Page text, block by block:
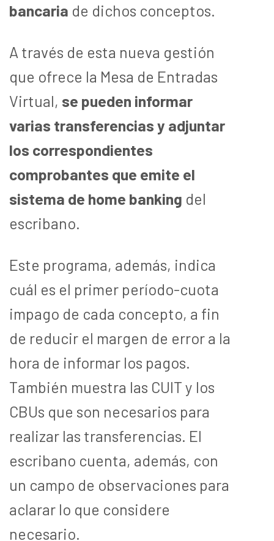
bancaria de dichos conceptos.
A través de esta nueva gestión
que ofrece la Mesa de Entradas
Virtual, se pueden informar
varias transferencias y adjuntar
los correspondientes
comprobantes que emite el
sistema de home banking del
escribano.
Este programa, además, indica
cuál es el primer período-cuota
impago de cada concepto, a fin
de reducir el margen de error a la
hora de informar los pagos.
También muestra las CUIT y los
CBUs que son necesarios para
realizar las transferencias. El
escribano cuenta, además, con
un campo de observaciones para
aclarar lo que considere
necesario.